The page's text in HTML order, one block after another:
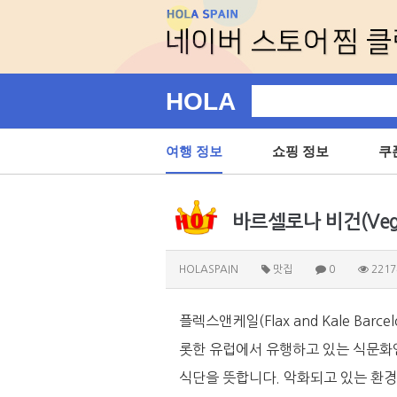
HOLA
여행 정보 쇼핑 정보 쿠
바르셀로나 비건
HOLASPAIN 맛집 0
플렉스앤케일(Flax and Kale
롯한 유럽에서 유행하고 있는 식문
식단을 뜻합니다. 악화되고 있는 환